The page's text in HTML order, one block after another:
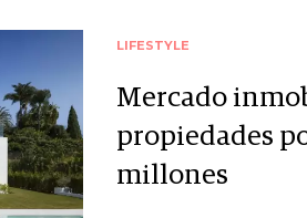
LIFESTYLE
Mercado
propiedades
millones